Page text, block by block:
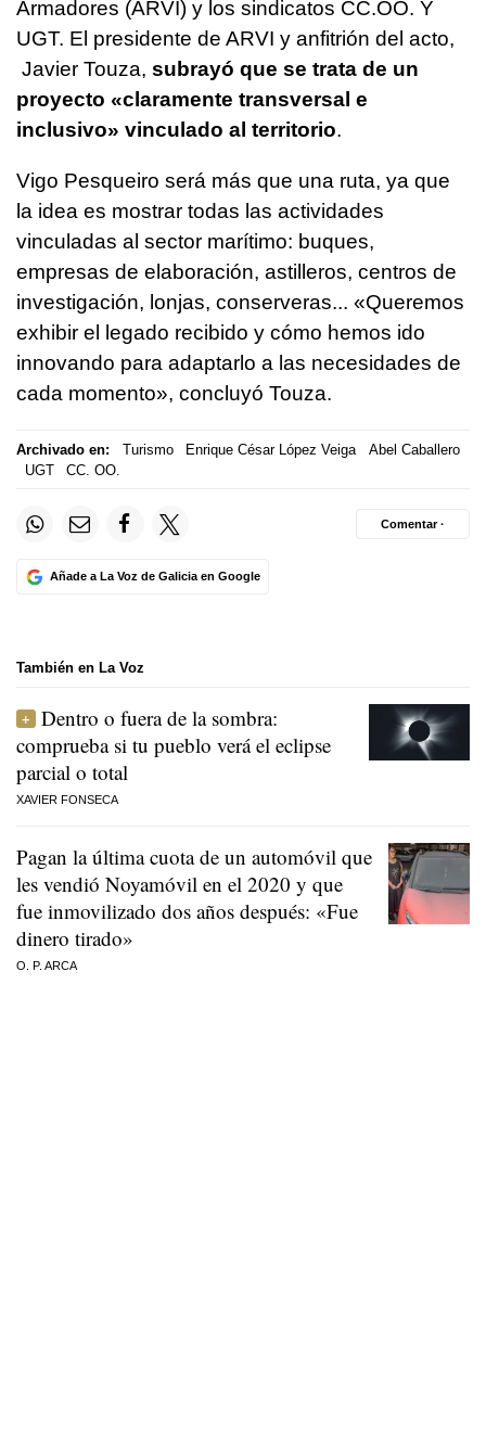
Armadores (ARVI) y los sindicatos CC.OO. Y
UGT. El presidente de ARVI y anfitrión del acto,
Javier Touza, subrayó que se trata de un
proyecto «claramente transversal e
inclusivo» vinculado al territorio.
Vigo Pesqueiro será más que una ruta, ya que
la idea es mostrar todas las actividades
vinculadas al sector marítimo: buques,
empresas de elaboración, astilleros, centros de
investigación, lonjas, conserveras... «Queremos
exhibir el legado recibido y cómo hemos ido
innovando para adaptarlo a las necesidades de
cada momento», concluyó Touza.
Archivado en: Turismo Enrique César López Veiga
Abel Caballero
UGT
CC. OO.
Añade a La Voz de Galicia en Google
Comentar ·
También en La Voz
Dentro o fuera de la sombra:
comprueba si tu pueblo verá el eclipse
parcial o total
XAVIER FONSECA
Pagan la última cuota de un automóvil que
les vendió Noyamóvil en el 2020 y que
fue inmovilizado dos años después: «Fue
dinero tirado»
O. P. ARCA